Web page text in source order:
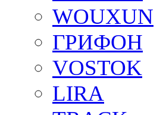
WOUXUN
ГРИФОН
VOSTOK
LIRA